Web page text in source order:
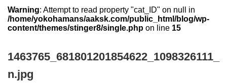
Warning: Attempt to read property "cat_ID" on null in
/home/yokohamans/aaksk.com/public_html/blog/wp-
content/themes/stinger8/single.php on line 15
1463765_681801201854622_1098326111_
n.jpg